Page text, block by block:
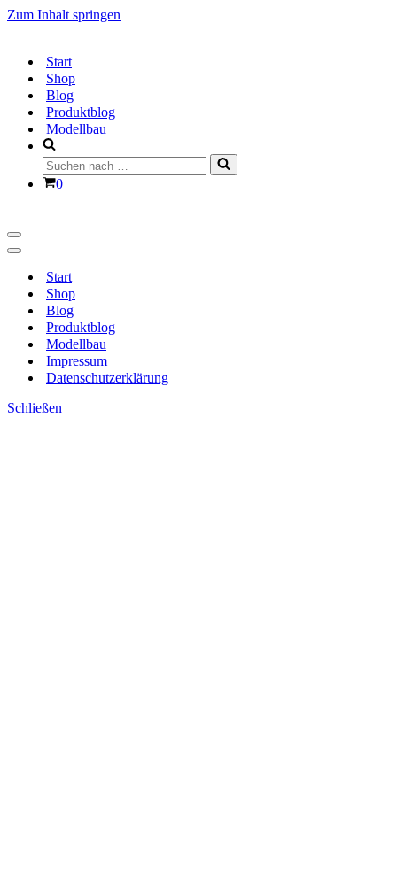
Zum Inhalt springen
Start
Shop
Blog
Produktblog
Modellbau
Suchen
nach …
Warenkorb
0
Navigationsmenü
Navigationsmenü
Start
Shop
Blog
Produktblog
Modellbau
Impressum
Datenschutzerklärung
Schließen